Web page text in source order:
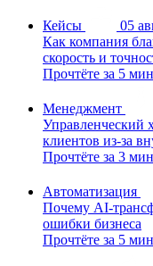
Кейсы
05
Как компания
скорость и
Прочтёте за 5
Менеджмент
Управленческий
клиентов из-за
Прочтёте за 3
Автоматизация
Почему AI-
ошибки бизнеса
Прочтёте за 5